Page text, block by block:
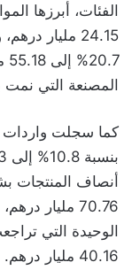
24.15 مليار
المصنعة التي نمت بنسبة 18.7% لتبلغ
كما سجلت واردات
70.76 مليار
40.16 مليار درهم.